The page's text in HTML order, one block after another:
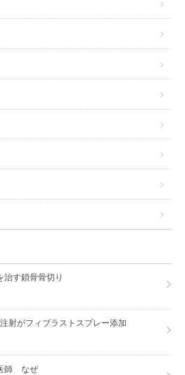
す鎖骨骨切り
射がフィブラストスプレー添加
師 なぜ